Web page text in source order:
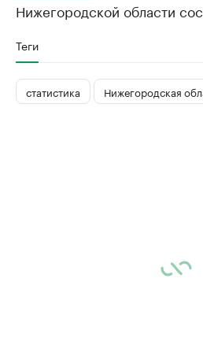
Нижегородской области
Теги
статистика Нижегородская